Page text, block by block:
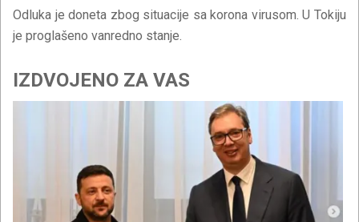
Odluka je doneta zbog situacije sa korona virusom. U Tokiju
je proglašeno vanredno stanje.
IZDVOJENO ZA VAS